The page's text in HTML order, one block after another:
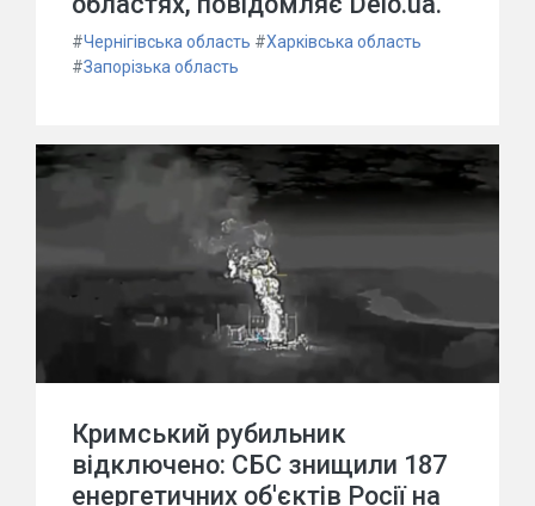
#Чернігівська область #Харківська область
#Запорізька область
Кримський рубильник
відключено: СБС знищили 187
енергетичних об'єктів Росії на